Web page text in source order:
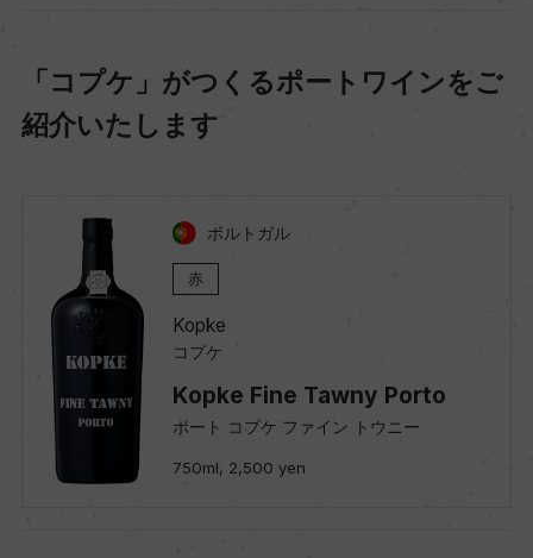
「コプケ」がつくるポートワインをご
紹介いたします
ポルトガル
赤
Kopke
コプケ
Kopke Fine Tawny Porto
ポート コプケ ファイン トウニー
750ml, 2,500 yen